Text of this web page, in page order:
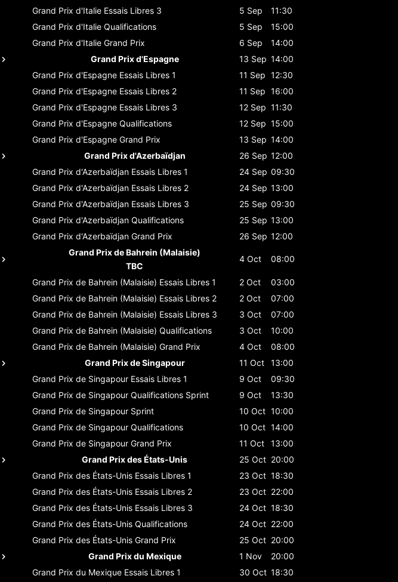
Grand Prix d'Italie Essais Libres 3 5 Sep
11:30
Grand Prix d'Italie Qualifications 5 Sep
15:00
Grand Prix d'Italie Grand Prix 6 Sep
14:00
Grand Prix d'Espagne
13 Sep 14:00
Grand Prix d'Espagne Essais Libres 1 11 Sep 12:30
Grand Prix d'Espagne Essais Libres 2 11 Sep 16:00
Grand Prix d'Espagne Essais Libres 3 12 Sep 11:30
Grand Prix d'Espagne Qualifications 12 Sep 15:00
Grand Prix d'Espagne Grand Prix 13 Sep 14:00
Grand Prix d'Azerbaïdjan
26 Sep 12:00
Grand Prix d'Azerbaïdjan Essais Libres 1 24 Sep 09:30
Grand Prix d'Azerbaïdjan Essais Libres 2 24 Sep 13:00
Grand Prix d'Azerbaïdjan Essais Libres 3 25 Sep 09:30
Grand Prix d'Azerbaïdjan Qualifications 25 Sep 13:00
Grand Prix d'Azerbaïdjan Grand Prix 26 Sep 12:00
Grand Prix de Bahrein (Malaisie)
TBC
4 Oct 08:00
Grand Prix de Bahrein (Malaisie) Essais Libres 1 2 Oct
03:00
Grand Prix de Bahrein (Malaisie) Essais Libres 2 2 Oct
07:00
Grand Prix de Bahrein (Malaisie) Essais Libres 3 3 Oct
07:00
Grand Prix de Bahrein (Malaisie) Qualifications 3 Oct
10:00
Grand Prix de Bahrein (Malaisie) Grand Prix 4 Oct
08:00
Grand Prix de Singapour
11 Oct
13:00
Grand Prix de Singapour Essais Libres 1 9 Oct
09:30
Grand Prix de Singapour Qualifications Sprint 9 Oct
13:30
Grand Prix de Singapour Sprint 10 Oct 10:00
Grand Prix de Singapour Qualifications 10 Oct 14:00
Grand Prix de Singapour Grand Prix 11 Oct
13:00
Grand Prix des États-Unis
25 Oct 20:00
Grand Prix des États-Unis Essais Libres 1 23 Oct 18:30
Grand Prix des États-Unis Essais Libres 2 23 Oct 22:00
Grand Prix des États-Unis Essais Libres 3 24 Oct 18:30
Grand Prix des États-Unis Qualifications 24 Oct 22:00
Grand Prix des États-Unis Grand Prix 25 Oct 20:00
Grand Prix du Mexique
1 Nov
20:00
Grand Prix du Mexique Essais Libres 1 30 Oct 18:30